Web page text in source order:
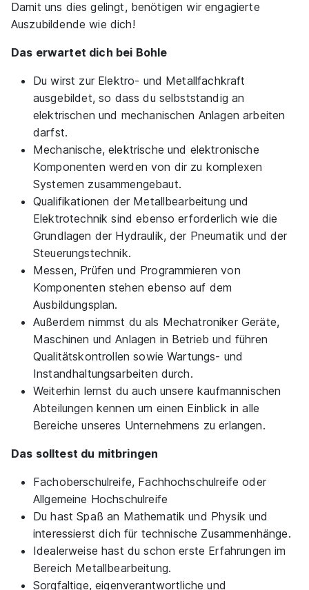
Damit uns dies gelingt, benötigen wir engagierte
Auszubildende wie dich!
Das erwartet dich bei Bohle
Du wirst zur Elektro- und Metallfachkraft
ausgebildet, so dass du selbststandig an
elektrischen und mechanischen Anlagen arbeiten
darfst.
Mechanische, elektrische und elektronische
Komponenten werden von dir zu komplexen
Systemen zusammengebaut.
Qualifikationen der Metallbearbeitung und
Elektrotechnik sind ebenso erforderlich wie die
Grundlagen der Hydraulik, der Pneumatik und der
Steuerungstechnik.
Messen, Prüfen und Programmieren von
Komponenten stehen ebenso auf dem
Ausbildungsplan.
Außerdem nimmst du als Mechatroniker Geräte,
Maschinen und Anlagen in Betrieb und führen
Qualitätskontrollen sowie Wartungs- und
Instandhaltungsarbeiten durch.
Weiterhin lernst du auch unsere kaufmannischen
Abteilungen kennen um einen Einblick in alle
Bereiche unseres Unternehmens zu erlangen.
Das solltest du mitbringen
Fachoberschulreife, Fachhochschulreife oder
Allgemeine Hochschulreife
Du hast Spaß an Mathematik und Physik und
interessierst dich für technische Zusammenhänge.
Idealerweise hast du schon erste Erfahrungen im
Bereich Metallbearbeitung.
Sorgfaltige, eigenverantwortliche und